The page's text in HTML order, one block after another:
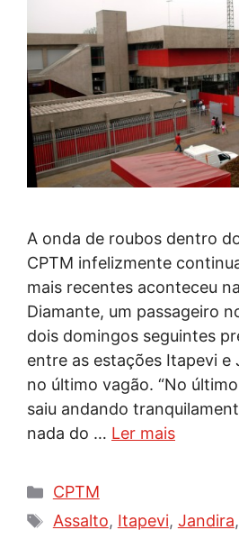
A onda de roubos dentro
CPTM infelizmente
mais recentes aconteceu
Diamante, um passageiro
dois domingos seguintes
entre as estações Itapevi e
no último vagão. “No
saiu andando
nada do … Ler mais
Categorias
CPTM
Tags
Assalto, Itapevi, Jandira,